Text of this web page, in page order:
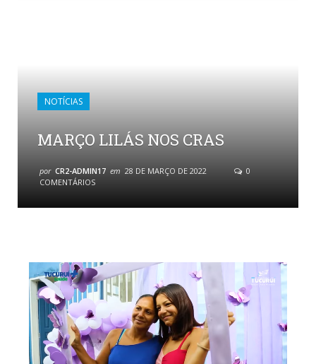
NOTÍCIAS
MARÇO LILÁS NOS CRAS
por CR2-ADMIN17 em 28 DE MARÇO DE 2022
0
COMENTÁRIOS